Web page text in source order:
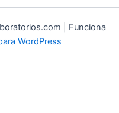
| Funciona
WordPress